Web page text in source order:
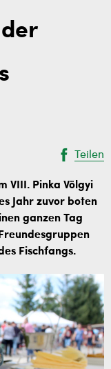
Teilen
VIII. Pinka Völgyi
Jahr zuvor boten
ganzen Tag
Fischfangs.